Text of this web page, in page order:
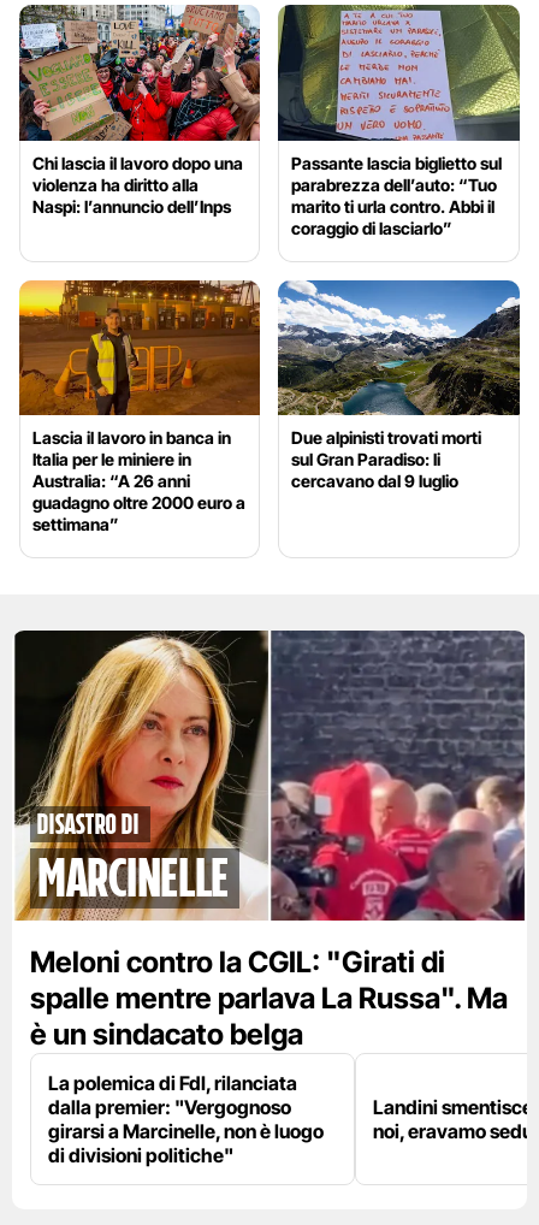
Chi lascia il lavoro dopo una
violenza ha diritto alla
Naspi: l’annuncio dell’Inps
Passante lascia biglietto sul
parabrezza dell’auto: “Tuo
marito ti urla contro. Abbi il
coraggio di lasciarlo”
Lascia il lavoro in banca in
Italia per le miniere in
Australia: “A 26 anni
guadagno oltre 2000 euro a
settimana”
Due alpinisti trovati morti
sul Gran Paradiso: li
cercavano dal 9 luglio
disastro di
marcinelle
Meloni contro la CGIL: "Girati di
spalle mentre parlava La Russa". Ma
è un sindacato belga
La polemica di FdI, rilanciata
dalla premier: "Vergognoso
girarsi a Marcinelle, non è luogo
di divisioni politiche"
Landini
noi, eravamo